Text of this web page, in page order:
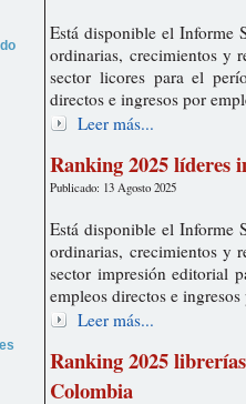
Está disponible el Informe
ordinarias, crecimientos y
sector licores para el
directos e ingresos por
Leer más...
Ranking 2025 líderes
Publicado: 13 Agosto 2025
Está disponible el Informe
ordinarias, crecimientos y
sector impresión editorial
empleos directos e
Leer más...
Ranking 2025
Colombia